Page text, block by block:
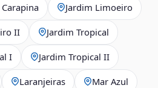
Jardim Limoeiro
II Jardim Tropical
I Jardim Tropical II
Laranjeiras Mar Azul